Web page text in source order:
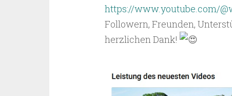
https://www.youtube.com/
Followern, Freunden,
herzlichen Dank!